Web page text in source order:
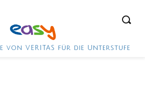
von VERITAS für die Unterstufe